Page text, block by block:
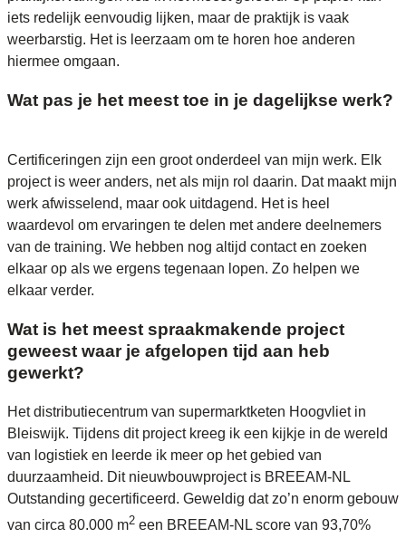
iets redelijk eenvoudig lijken, maar de praktijk is vaak
weerbarstig. Het is leerzaam om te horen hoe anderen
hiermee omgaan.
Wat pas je het meest toe in je dagelijkse werk?
Certificeringen zijn een groot onderdeel van mijn werk. Elk
project is weer anders, net als mijn rol daarin. Dat maakt mijn
werk afwisselend, maar ook uitdagend. Het is heel
waardevol om ervaringen te delen met andere deelnemers
van de training. We hebben nog altijd contact en zoeken
elkaar op als we ergens tegenaan lopen. Zo helpen we
elkaar verder.
Wat is het meest spraakmakende project
geweest waar je afgelopen tijd aan heb
gewerkt?
Het distributiecentrum van supermarktketen Hoogvliet in
Bleiswijk. Tijdens dit project kreeg ik een kijkje in de wereld
van logistiek en leerde ik meer op het gebied van
duurzaamheid. Dit nieuwbouwproject is BREEAM-NL
Outstanding gecertificeerd. Geweldig dat zo’n enorm gebouw
van circa 80.000 m2 een BREEAM-NL score van 93,70%